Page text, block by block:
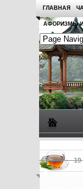
ГЛАВНАЯ
АФОРИЗМЫ
Рецепты с
19